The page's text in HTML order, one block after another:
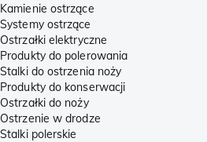
Kamienie ostrzące
Systemy ostrzące
Ostrzałki elektryczne
Produkty do polerowania
Stalki do ostrzenia noży
Produkty do konserwacji
Ostrzałki do noży
Ostrzenie w drodze
Stalki polerskie